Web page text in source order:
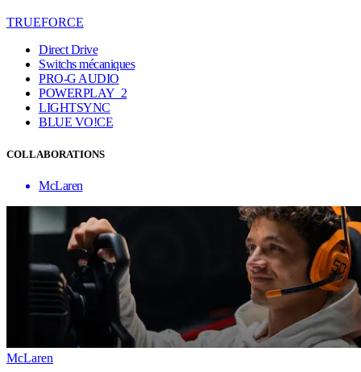
TRUEFORCE
Direct Drive
Switchs mécaniques
PRO-G AUDIO
POWERPLAY 2
LIGHTSYNC
BLUE VO!CE
COLLABORATIONS
McLaren
McLaren